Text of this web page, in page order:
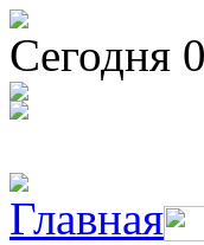
Сегодня
Главная